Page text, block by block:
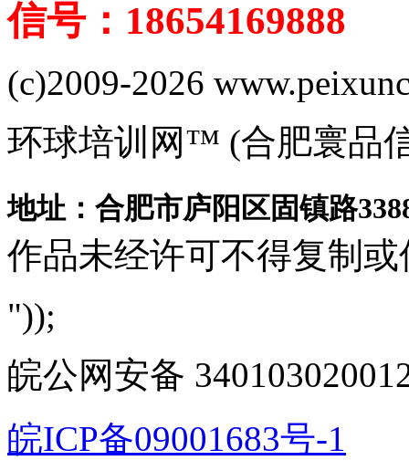
信号：18654169888
(c)2009-2026
环球培训网™ (合肥寰品
地址：合肥市庐阳区固镇路
作品未经许可不得复制或
"));
皖公网安备
皖ICP备09001683号-1